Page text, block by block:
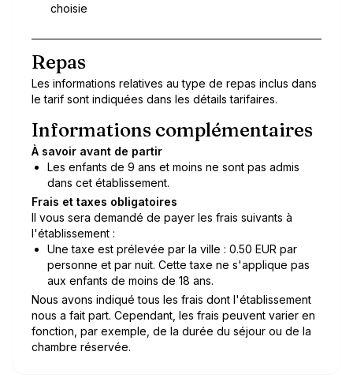
choisie
Repas
Les informations relatives au type de repas inclus dans
le tarif sont indiquées dans les détails tarifaires.
Informations complémentaires
À savoir avant de partir
Les enfants de 9 ans et moins ne sont pas admis
dans cet établissement.
Frais et taxes obligatoires
Il vous sera demandé de payer les frais suivants à
l'établissement :
Une taxe est prélevée par la ville : 0.50 EUR par
personne et par nuit. Cette taxe ne s'applique pas
aux enfants de moins de 18 ans.
Nous avons indiqué tous les frais dont l'établissement
nous a fait part. Cependant, les frais peuvent varier en
fonction, par exemple, de la durée du séjour ou de la
chambre réservée.